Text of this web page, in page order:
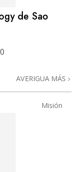
de Sao
AVERIGUA MÁS
Misión